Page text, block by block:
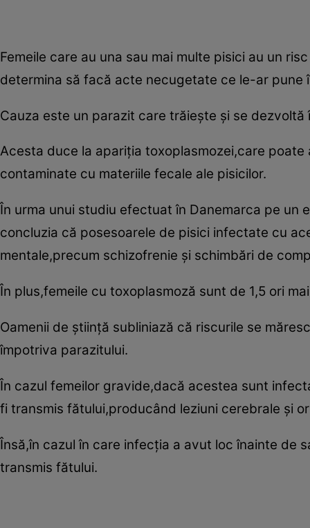
Femeile care au una sau mai multe pisici au un
determina să facă acte necugetate ce le-ar pune
Cauza este un parazit care trăieşte şi se
Acesta duce la apariţia toxoplasmozei,care
contaminate cu materiile fecale ale pisicilor.
În urma unui studiu efectuat în Danemarca pe un
concluzia că posesoarele de pisici infectate cu
mentale,precum schizofrenie şi schimbări de
În plus,femeile cu toxoplasmoză sunt de 1,5 ori
Oamenii de ştiinţă subliniază că riscurile se
împotriva parazitului.
În cazul femeilor gravide,dacă acestea sunt
fi transmis fătului,producând leziuni cerebrale şi
Însă,în cazul în care infecţia a avut loc înainte de
transmis fătului.